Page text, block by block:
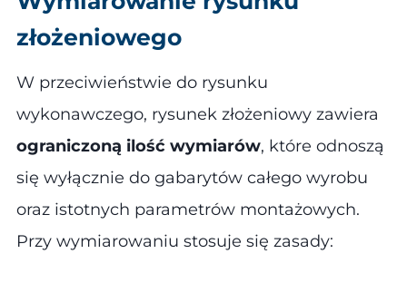
złożeniowego
W przeciwieństwie do rysunku
wykonawczego, rysunek złożeniowy zawiera
ograniczoną ilość wymiarów, które odnoszą
się wyłącznie do gabarytów całego wyrobu
oraz istotnych parametrów montażowych.
Przy wymiarowaniu stosuje się zasady​: